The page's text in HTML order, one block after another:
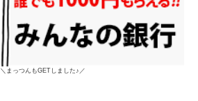
＼まっつんもGETしました♪／